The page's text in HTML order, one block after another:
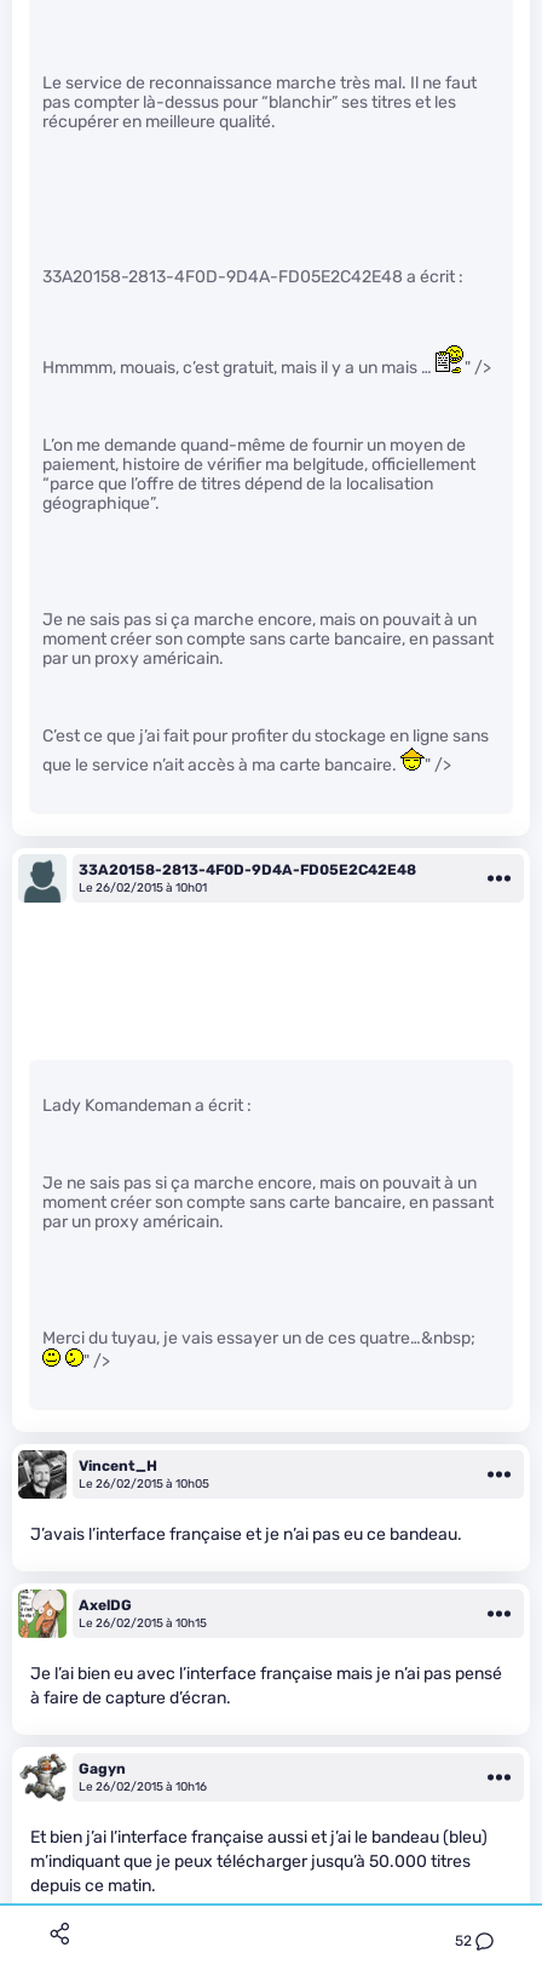
52
Le service de reconnaissance marche très mal. Il ne faut
pas compter là-dessus pour “blanchir” ses titres et les
récupérer en meilleure qualité.
33A20158-2813-4F0D-9D4A-FD05E2C42E48 a écrit :
Hmmmm, mouais, c’est gratuit, mais il y a un mais … " />
L’on me demande quand-même de fournir un moyen de
paiement, histoire de vérifier ma belgitude, officiellement
“parce que l’offre de titres dépend de la localisation
géographique”.
Je ne sais pas si ça marche encore, mais on pouvait à un
moment créer son compte sans carte bancaire, en passant
par un proxy américain.
C’est ce que j’ai fait pour profiter du stockage en ligne sans
que le service n’ait accès à ma carte bancaire.
" />
33A20158-2813-4F0D-9D4A-FD05E2C42E48
Le 26/02/2015 à 10h01
Lady Komandeman a écrit :
Je ne sais pas si ça marche encore, mais on pouvait à un
moment créer son compte sans carte bancaire, en passant
par un proxy américain.
Merci du tuyau, je vais essayer un de ces quatre…&nbsp;
" />
Vincent_H
Le 26/02/2015 à 10h05
J’avais l’interface française et je n’ai pas eu ce bandeau.
AxelDG
Le 26/02/2015 à 10h15
Je l’ai bien eu avec l’interface française mais je n’ai pas pensé
à faire de capture d’écran.
Gagyn
Le 26/02/2015 à 10h16
Et bien j’ai l’interface française aussi et j’ai le bandeau (bleu)
m’indiquant que je peux télécharger jusqu’à 50.000 titres
depuis ce matin.
Je me sentais également à l’étroit avec 20.000 titres en tant